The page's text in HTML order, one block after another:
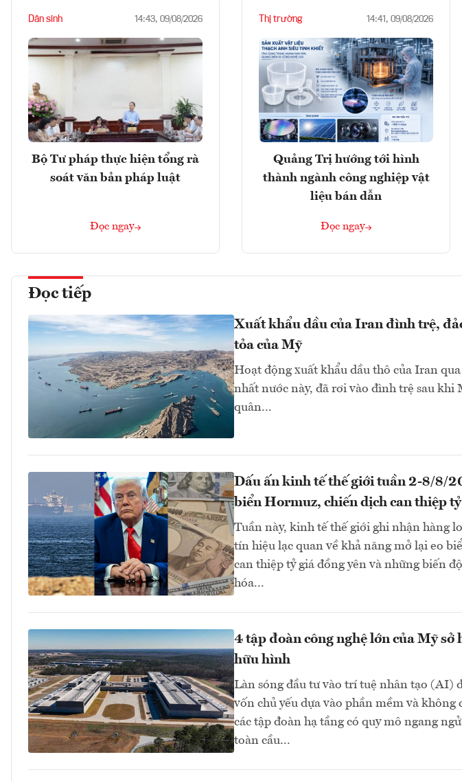
Dân sinh 14:43, 09/08/2026
Bộ Tư pháp thực hiện tổng rà
soát văn bản pháp luật
Đọc ngay
Thị trường 14:41, 09/08/2026
Quảng Trị hướng tới hình
thành ngành công nghiệp vật
liệu bán dẫn
Đọc ngay
Đọc tiếp
Xuất khẩu dầu của Iran đình trệ,
tỏa của Mỹ
Hoạt động xuất khẩu dầu thô của Iran
nhất nước này, đã rơi vào đình trệ sau khi
quân...
Dấu ấn kinh tế thế giới tuần 2-8/8/
biển Hormuz, chiến dịch can thiệp
Tuần này, kinh tế thế giới ghi nhận hàng
tín hiệu lạc quan về khả năng mở lại eo
can thiệp tỷ giá đồng yên và những biến
hóa...
4 tập đoàn công nghệ lớn của Mỹ
hữu hình
Làn sóng đầu tư vào trí tuệ nhân tạo (AI)
vốn chủ yếu dựa vào phần mềm và
các tập đoàn hạ tầng có quy mô ngang
toàn cầu...